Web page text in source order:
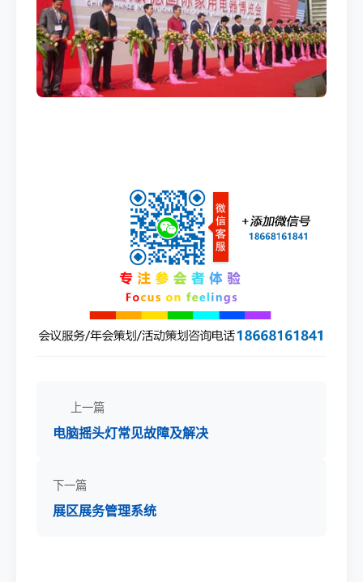
上一篇
电脑摇头灯常见故障及解决
下一篇
展区展务管理系统